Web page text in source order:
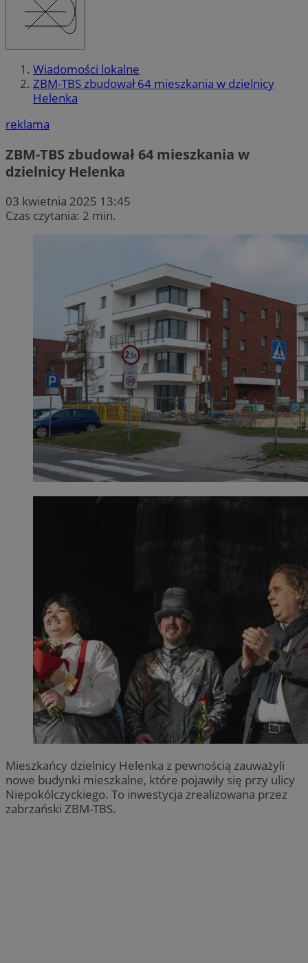
Wiadomości lokalne
ZBM-TBS zbudował 64 mieszkania w dzielnicy
Helenka
reklama
ZBM-TBS zbudował 64 mieszkania w
dzielnicy Helenka
03 kwietnia 2025 13:45
Czas czytania: 2 min.
Mieszkańcy dzielnicy Helenka z pewnością zauważyli
nowe budynki mieszkalne, które pojawiły się przy ulicy
Niepokólczyckiego. To inwestycja zrealizowana przez
zabrzański ZBM-TBS.